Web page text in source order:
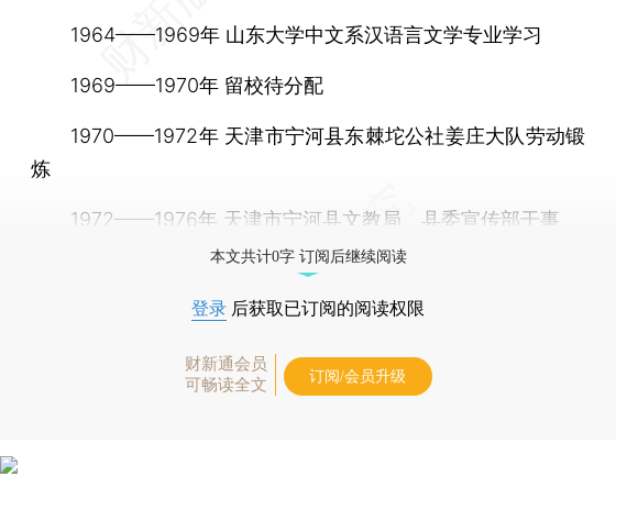
1964——1969年 山东大学中文系汉语言文学专业学习
1969——1970年 留校待分配
1970——1972年 天津市宁河县东棘坨公社姜庄大队劳动锻
炼
1972——1976年 天津市宁河县文教局、县委宣传部干事
本文共计0字 订阅后继续阅读
登录 后获取已订阅的阅读权限
财新通会员
可畅读全文
订阅/会员升级